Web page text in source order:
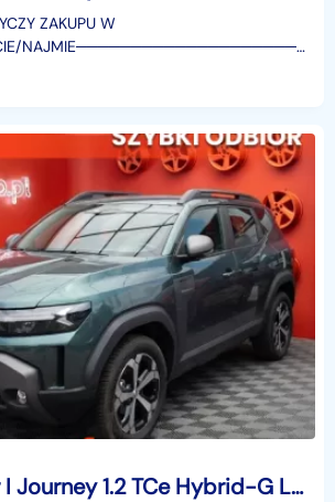
ZAKUPU W
ryn
Dacia Duster I Journey 1.2 TCe Hybrid-G LPG 4x4 Journey 1.2 TCe Hybrid-G LPG 4x4 150KM